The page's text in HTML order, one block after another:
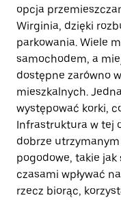
opcja
Wirginia, dzięki
parkowania. Wiele
samochodem, a
dostępne zarówno
mieszkalnych.
występować korki,
Infrastruktura w tej
dobrze
pogodowe, takie
czasami wpływać
rzecz biorąc,